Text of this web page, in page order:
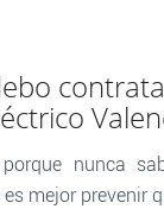
porque nunca
mejor prevenir